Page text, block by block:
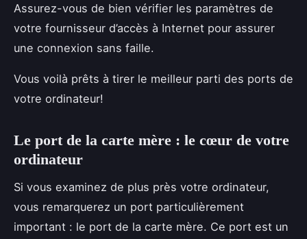
Assurez-vous de bien vérifier les paramètres de
votre fournisseur d’accès à Internet pour assurer
une connexion sans faille.
Vous voilà prêts à tirer le meilleur parti des ports de
votre ordinateur!
Le port de la carte mère : le cœur de votre
ordinateur
Si vous examinez de plus près votre ordinateur,
vous remarquerez un port particulièrement
important : le port de la carte mère. Ce port est un